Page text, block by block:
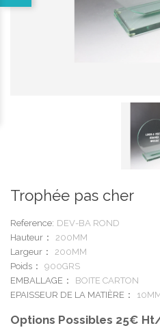
Trophée pas cher
Reference: DEV-BA ROND
Hauteur
200MM
Largeur
200MM
Poids
900GRS
EMBALLAGE
BOITE CARTON
EPAISSEUR DE LA MATIÈRE
Options Possibles 25€